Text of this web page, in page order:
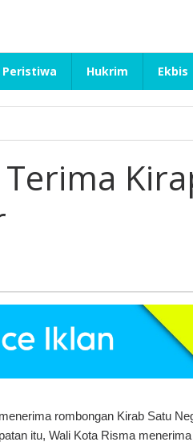
Peristiwa Hukrim Ekbis
rombongan Kirab Satu
itu, Wali Kota Risma